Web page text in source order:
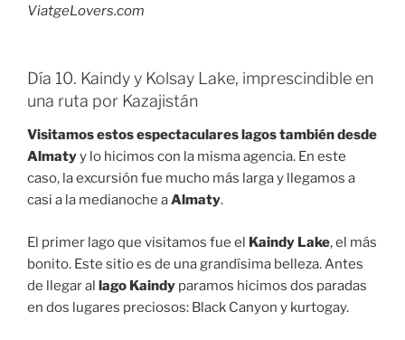
ViatgeLovers.com
Día 10. Kaindy y Kolsay Lake, imprescindible en
una ruta por Kazajistán
Visitamos estos espectaculares lagos también desde
Almatyy lo hicimos con la misma agencia. En este
caso, la excursión fue mucho más larga y llegamos a
casi a la medianoche aAlmaty.
El primer lago que visitamos fue el Kaindy Lake, el más
bonito. Este sitio es de una grandísima belleza. Antes
de llegar al lago Kaindy paramos hicimos dos paradas
en dos lugares preciosos: Black Canyon y kurtogay.